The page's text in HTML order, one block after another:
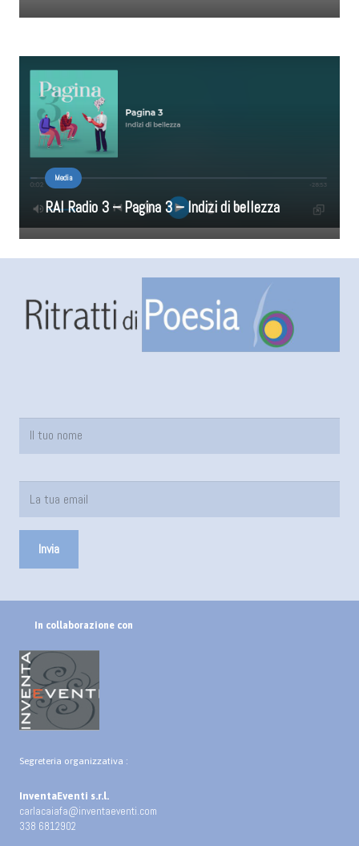
Media
RAI Radio 3 – Pagina 3 – Indizi di bellezza
In collaborazione con
Segreteria organizzativa :
InventaEventi s.r.l.
carlacaiafa@inventaeventi.com
338 6812902